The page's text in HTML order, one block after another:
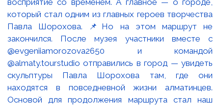
восприятие со временем. А главное — о городе,
который стал одним из главных героев творчества
Павла Шорохова. 📌Но на этом маршрут не
закончился. После музея участники вместе с
@evgeniiamorozova2650 и командой
@almaty.tourstudio отправились в город — увидеть
скульптуры Павла Шорохова там, где они
находятся в повседневной жизни алматинцев.
Основой для продолжения маршрута стал наш